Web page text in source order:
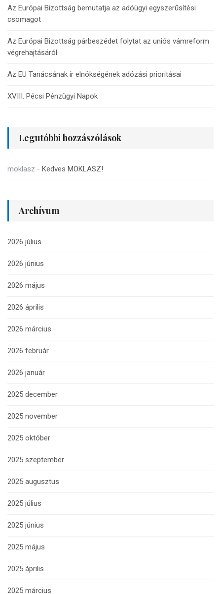
Az Európai Bizottság bemutatja az adóügyi egyszerűsítési
csomagot
Az Európai Bizottság párbeszédet folytat az uniós vámreform
végrehajtásáról
Az EU Tanácsának ír elnökségének adózási prioritásai
XVIII. Pécsi Pénzügyi Napok
Legutóbbi hozzászólások
moklasz - Kedves MOKLASZ!
Archívum
2026 július
2026 június
2026 május
2026 április
2026 március
2026 február
2026 január
2025 december
2025 november
2025 október
2025 szeptember
2025 augusztus
2025 július
2025 június
2025 május
2025 április
2025 március